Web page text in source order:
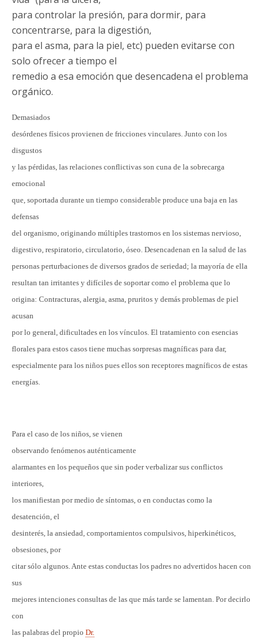
para controlar la presión, para dormir, para
concentrarse, para la digestión,
para el asma, para la piel, etc) pueden evitarse con
solo ofrecer a tiempo el
remedio a esa emoción que desencadena el problema
orgánico.
Demasiados
desórdenes físicos provienen de fricciones vinculares. Junto con los
disgustos
y las pérdidas, las relaciones conflictivas son cuna de la sobrecarga
emocional
que, soportada durante un tiempo considerable produce una baja en las
defensas
del organismo, originando múltiples trastornos en los sistemas nervioso,
digestivo, respiratorio, circulatorio, óseo. Desencadenan en la salud de las
personas perturbaciones de diversos grados de seriedad; la mayoría de ella
resultan tan irritantes y difíciles de soportar como el problema que lo
origina: Contracturas, alergia, asma, pruritos y demás problemas de piel
acusan
por lo general, dificultades en los vínculos. El tratamiento con esencias
florales para estos casos tiene muchas sorpresas magníficas para dar,
especialmente para los niños pues ellos son receptores magníficos de estas
energías.
Para el caso de los niños, se vienen
observando fenómenos auténticamente
alarmantes en los pequeños que sin poder verbalizar sus conflictos
interiores,
los manifiestan por medio de síntomas, o en conductas como la
desatención, el
desinterés, la ansiedad, comportamientos compulsivos, hiperkinéticos,
obsesiones, por
citar sólo algunos. Ante estas conductas los padres no advertidos hacen con
sus
mejores intenciones consultas de las que más tarde se lamentan. Por decirlo
con
las palabras del propio Dr.